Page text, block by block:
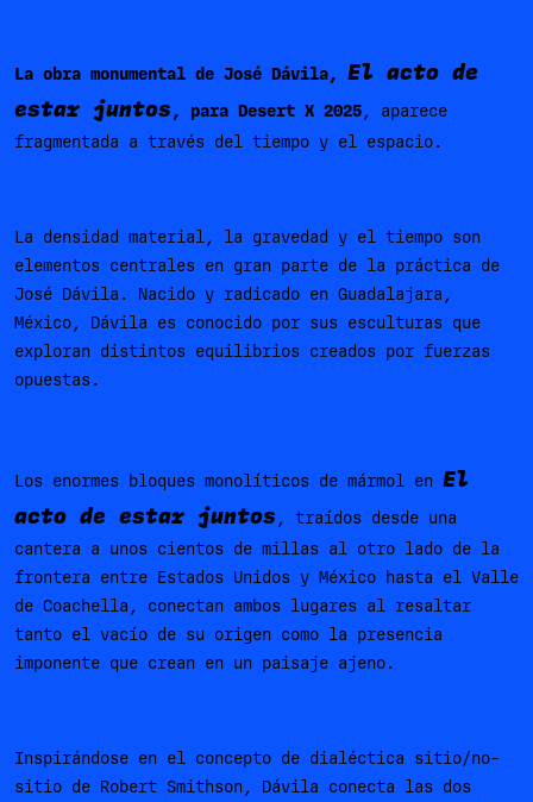
La obra monumental de José Dávila, El acto de
estar juntos, para Desert X 2025, aparece
fragmentada a través del tiempo y el espacio.
La densidad material, la gravedad y el tiempo son
elementos centrales en gran parte de la práctica de
José Dávila. Nacido y radicado en Guadalajara,
México, Dávila es conocido por sus esculturas que
exploran distintos equilibrios creados por fuerzas
opuestas.
Los enormes bloques monolíticos de mármol en El
acto de estar juntos , traídos desde una
cantera a unos cientos de millas al otro lado de la
frontera entre Estados Unidos y México hasta el Valle
de Coachella, conectan ambos lugares al resaltar
tanto el vacío de su origen como la presencia
imponente que crean en un paisaje ajeno.
Inspirándose en el concepto de dialéctica sitio/no-
sitio de Robert Smithson, Dávila conecta las dos